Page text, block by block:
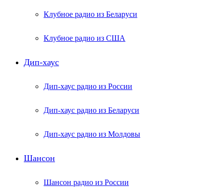
Клубное радио из Беларуси
Клубное радио из США
Дип-хаус
Дип-хаус радио из России
Дип-хаус радио из Беларуси
Дип-хаус радио из Молдовы
Шансон
Шансон радио из России